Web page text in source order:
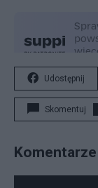
Udostępnij
Skomentuj
Komentarze